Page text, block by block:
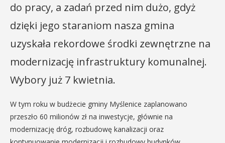
do pracy, a zadań przed nim dużo, gdyż
dzięki jego staraniom nasza gmina
uzyskała rekordowe środki zewnętrzne na
modernizację infrastruktury komunalnej.
Wybory już 7 kwietnia.
W tym roku w budżecie gminy Myślenice zaplanowano
przeszło 60 milionów zł na inwestycje, głównie na
modernizację dróg, rozbudowę kanalizacji oraz